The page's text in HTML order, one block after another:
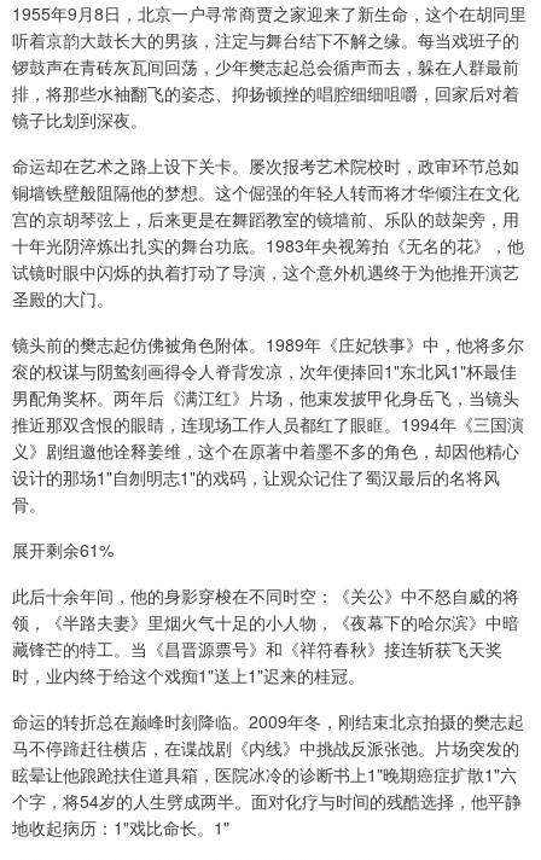
1955年9月8日，北京一户寻常商贾之家迎来了新生命，这个在胡同里
听着京韵大鼓长大的男孩，注定与舞台结下不解之缘。每当戏班子的
锣鼓声在青砖灰瓦间回荡，少年樊志起总会循声而去，躲在人群最前
排，将那些水袖翻飞的姿态、抑扬顿挫的唱腔细细咀嚼，回家后对着
镜子比划到深夜。
命运却在艺术之路上设下关卡。屡次报考艺术院校时，政审环节总如
铜墙铁壁般阻隔他的梦想。这个倔强的年轻人转而将才华倾注在文化
宫的京胡琴弦上，后来更是在舞蹈教室的镜墙前、乐队的鼓架旁，用
十年光阴淬炼出扎实的舞台功底。1983年央视筹拍《无名的花》，他
试镜时眼中闪烁的执着打动了导演，这个意外机遇终于为他推开演艺
圣殿的大门。
镜头前的樊志起仿佛被角色附体。1989年《庄妃轶事》中，他将多尔
衮的权谋与阴鸷刻画得令人脊背发凉，次年便捧回1"东北风1"杯最佳
男配角奖杯。两年后《满江红》片场，他束发披甲化身岳飞，当镜头
推近那双含恨的眼睛，连现场工作人员都红了眼眶。1994年《三国演
义》剧组邀他诠释姜维，这个在原著中着墨不多的角色，却因他精心
设计的那场1"自刎明志1"的戏码，让观众记住了蜀汉最后的名将风
骨。
展开剩余61%
此后十余年间，他的身影穿梭在不同时空：《关公》中不怒自威的将
领，《半路夫妻》里烟火气十足的小人物，《夜幕下的哈尔滨》中暗
藏锋芒的特工。当《昌晋源票号》和《祥符春秋》接连斩获飞天奖
时，业内终于给这个戏痴1"送上1"迟来的桂冠。
命运的转折总在巅峰时刻降临。2009年冬，刚结束北京拍摄的樊志起
马不停蹄赶往横店，在谍战剧《内线》中挑战反派张弛。片场突发的
眩晕让他踉跄扶住道具箱，医院冰冷的诊断书上1"晚期癌症扩散1"六
个字，将54岁的人生劈成两半。面对化疗与时间的残酷选择，他平静
地收起病历：1"戏比命长。1"